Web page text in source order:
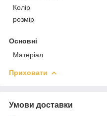
Колір
розмір
Основні
Матеріал
Приховати
Умови доставки